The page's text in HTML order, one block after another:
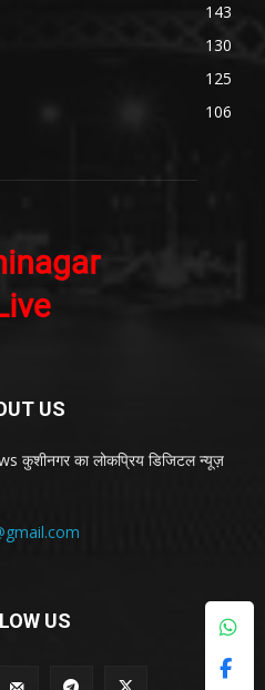
143
130
125
106
US
कुशीनगर का लोकप्रिय डिजिटल न्यूज़
US